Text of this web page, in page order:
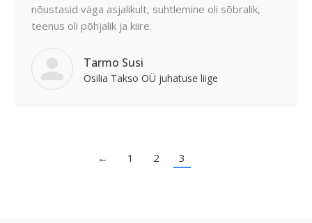
nõustasid väga asjalikult, suhtlemine oli sõbralik,
teenus oli põhjalik ja kiire.
Tarmo Susi
Osilia Takso OÜ juhatuse liige
← 1 2 3